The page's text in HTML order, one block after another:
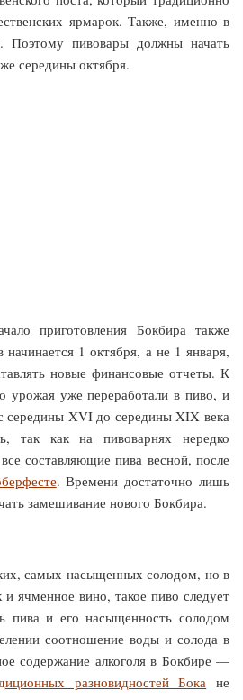
ярмарок. Также, именно в
Поэтому пивовары должны начать
середины октября.
приготовления Бокбира также
1 октября, а не 1 января,
новые финансовые отчеты. К
урожая уже переработали в пиво, и
середины XVI до середины XIX века
так как на пивоварнях нередко
составляющие пива весной, после
. Времени достаточно лишь
замешивание нового Бокбира.
самых насыщенных солодом, но в
ячменное вино, такое пиво следует
пива и его насыщенность солодом
соотношение воды и солода в
содержание алкоголя в Бокбире —
разновидностей Бока не